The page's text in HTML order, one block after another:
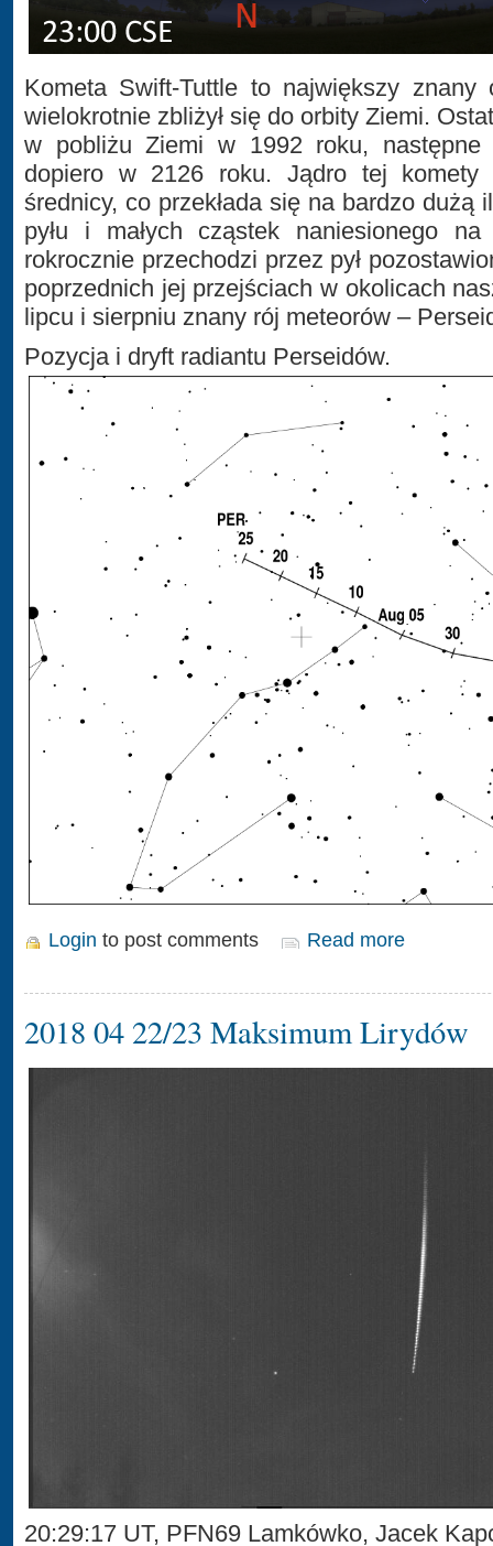
Kometa Swift-Tuttle to największy znany
wielokrotnie zbliżył się do orbity Ziemi.
w pobliżu Ziemi w 1992 roku, następne
dopiero w 2126 roku. Jądro tej
średnicy, co przekłada się na bardzo dużą
pyłu i małych cząstek naniesionego
rokrocznie przechodzi przez pył
poprzednich jej przejściach w okolicach
lipcu i sierpniu znany rój meteorów –
Pozycja i dryft radiantu Perseidów.
Login to post comments Read more
2018 04 22/23 Maksimum Lirydów
20:29:17 UT, PFN69 Lamkówko, Jacek